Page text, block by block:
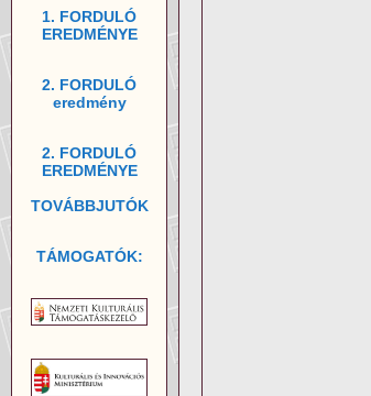
1. FORDULÓ
EREDMÉNYE
2. FORDULÓ
eredmény
2. FORDULÓ
EREDMÉNYE
TOVÁBBJUTÓK
TÁMOGATÓK: